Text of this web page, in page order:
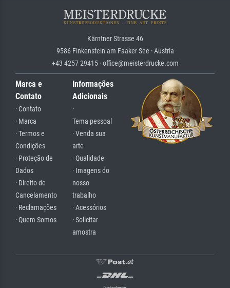
Kärntner Strasse 46
9586 Finkenstein am Faaker See · Austria
+43 4257 29415 · office@meisterdrucke.com
Marca e
Contato
· Contato
· Marca
· Termos e
Condições
· Proteção de
Dados
· Direito de
Cancelamento
· Reclamações
· Quem Somos
Informações
Adicionais
·
Tema pessoal
· Venda sua
arte
· Qualidade
· Imagens do
nosso
trabalho
· Acessórios
· Solicitar
amostra